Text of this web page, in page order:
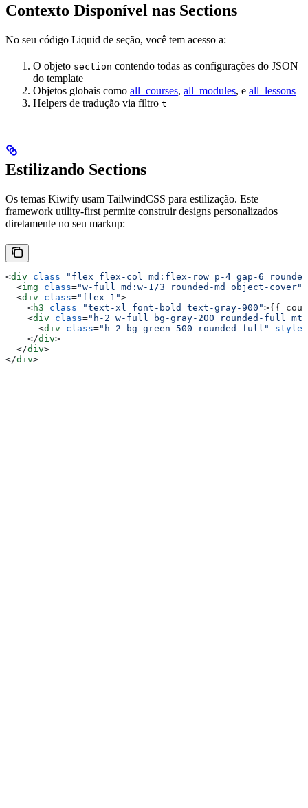
Contexto Disponível nas Sections
No seu código Liquid de seção, você tem acesso a:
O objeto section contendo todas as configurações do JSON
do template
Objetos globais como all_courses, all_modules, e all_lessons
Helpers de tradução via filtro t
Estilizando Sections
Os temas Kiwify usam TailwindCSS para estilização. Este
framework utility-first permite construir designs personalizados
diretamente no seu markup:
<div class="flex flex-col md:flex-row p-4 gap-6
  <
img class="w-full md:w-1/3 rounded-md object-cover"
  <
div class="flex-1">
    <
h3 class="text-xl font-bold text-gray-900">{{
    <
div class="h-2 w-full bg-gray-200 rounded-full
      <
div class="h-2 bg-green-500 rounded-full" style
    </
div>
  </
div>
</div>